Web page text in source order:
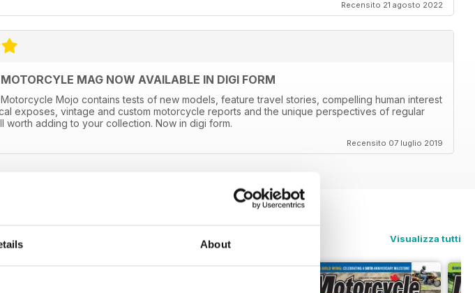
About
Recensito 21 agosto 2022
MAG NOW AVAILABLE IN DIGI FORM
Mojo contains tests of new models, feature travel stories, compelling human interest
exposes, vintage and custom motorcycle reports and the unique perspectives of regular
worth adding to your collection. Now in digi form.
Recensito 07 luglio 2019
Visualizza tutti